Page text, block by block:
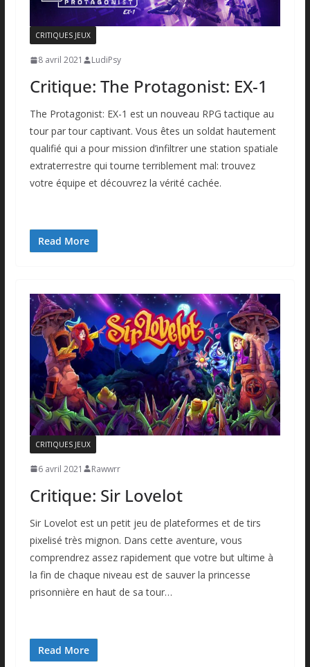
CRITIQUES JEUX
8 avril 2021 LudiPsy
Critique: The Protagonist: EX-1
The Protagonist: EX-1 est un nouveau RPG tactique au
tour par tour captivant. Vous êtes un soldat hautement
qualifié qui a pour mission d’infiltrer une station spatiale
extraterrestre qui tourne terriblement mal: trouvez
votre équipe et découvrez la vérité cachée.
Read More
CRITIQUES JEUX
6 avril 2021 Rawwrr
Critique: Sir Lovelot
Sir Lovelot est un petit jeu de plateformes et de tirs
pixelisé très mignon. Dans cette aventure, vous
comprendrez assez rapidement que votre but ultime à
la fin de chaque niveau est de sauver la princesse
prisonnière en haut de sa tour…
Read More